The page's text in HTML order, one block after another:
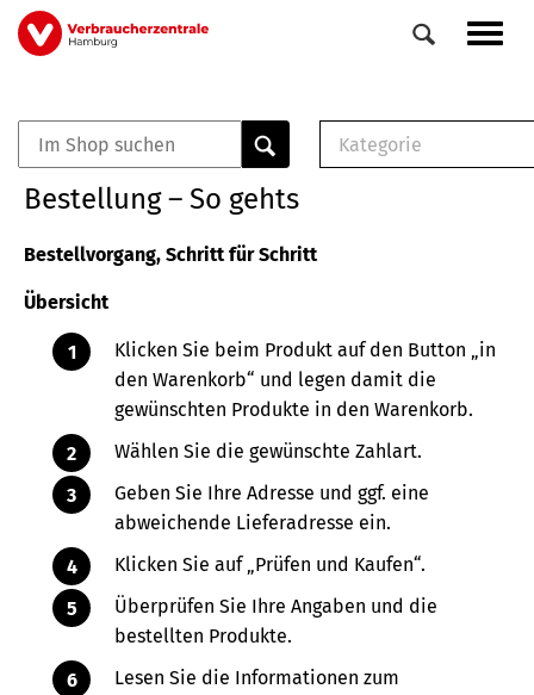
Direkt
zum
Veranstaltungen
0
Elemente
Kategorie
Buch
Bestellung – So gehts
Bestellvorgang, Schritt für Schritt
Übersicht
Klicken Sie beim Produkt auf den Button „in
den Warenkorb“ und legen damit die
gewünschten Produkte in den Warenkorb.
Wählen Sie die gewünschte Zahlart.
Geben Sie Ihre Adresse und ggf. eine
abweichende Lieferadresse ein.
Klicken Sie auf „Prüfen und Kaufen“.
Überprüfen Sie Ihre Angaben und die
bestellten Produkte.
Lesen Sie die Informationen zum